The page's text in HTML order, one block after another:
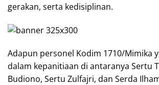
gerakan, serta kedisiplinan.
Adapun personel Kodim 1710/Mimika
dalam kepanitiaan di antaranya Sertu
Budiono, Sertu Zulfajri, dan Serda